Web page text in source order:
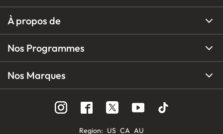
À propos de
Nos Programmes
Nos Marques
Region: US CA AU